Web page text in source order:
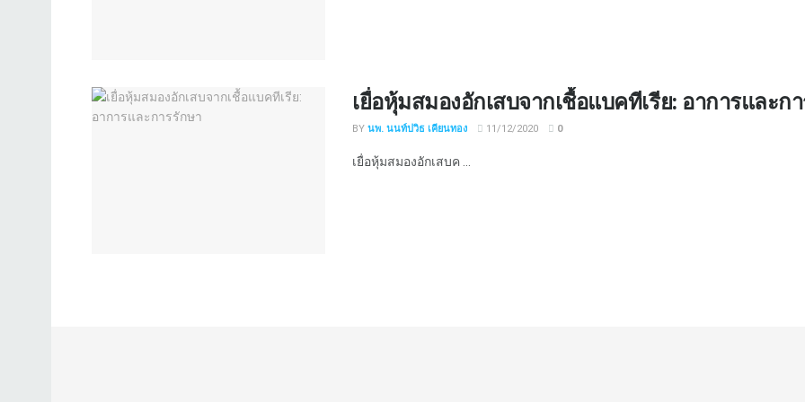
เยื่อหุ้มสมองอักเสบจากเชื้อแบคทีเรีย: อาการและก
BY นพ. นนท์ปวิธ เคียนทอง 11/12/2020 0
เยื่อหุ้มสมองอักเสบค ...